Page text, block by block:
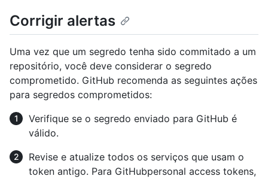
Corrigir alertas
Uma vez que um segredo tenha sido commitado a um
repositório, você deve considerar o segredo
comprometido. GitHub recomenda as seguintes ações
para segredos comprometidos:
Verifique se o segredo enviado para GitHub é
válido.
Revise e atualize todos os serviços que usam o
token antigo. Para GitHubpersonal access tokens,